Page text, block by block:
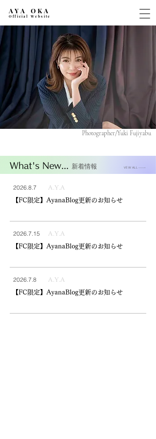
AYA OKA
Official Website
​Photographer/Yuki Fujiyabu
What's New... 新着情報 VEW ALL
【FC限定】AyanaBlog更新のお知らせ
A.Y.A
2026.8.7
【FC限定】AyanaBlog更新のお知らせ
A.Y.A
2026.7.15
【FC限定】AyanaBlog更新のお知らせ
A.Y.A
2026.7.8